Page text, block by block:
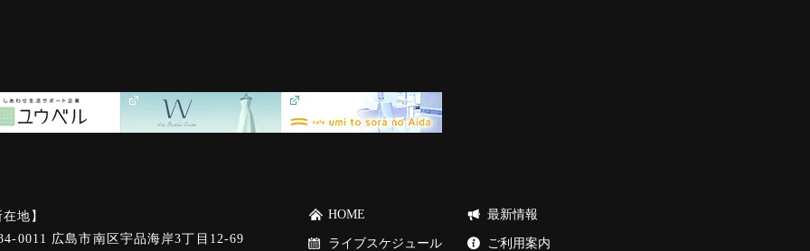
地】
0011 広島市南区宇品海岸3丁目12-69
HOME
ライブスケジュール
最新情報
ご利用案内